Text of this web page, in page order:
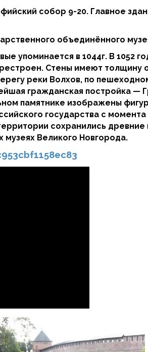
собор 9-20. Главное
объединённого
упоминается в 1044г. В 1052
Стены имеют толщину
реки Волхов, по
гражданская постройка —
памятнике изображены
государства с
сохранились
музеях Великого Новгорода.